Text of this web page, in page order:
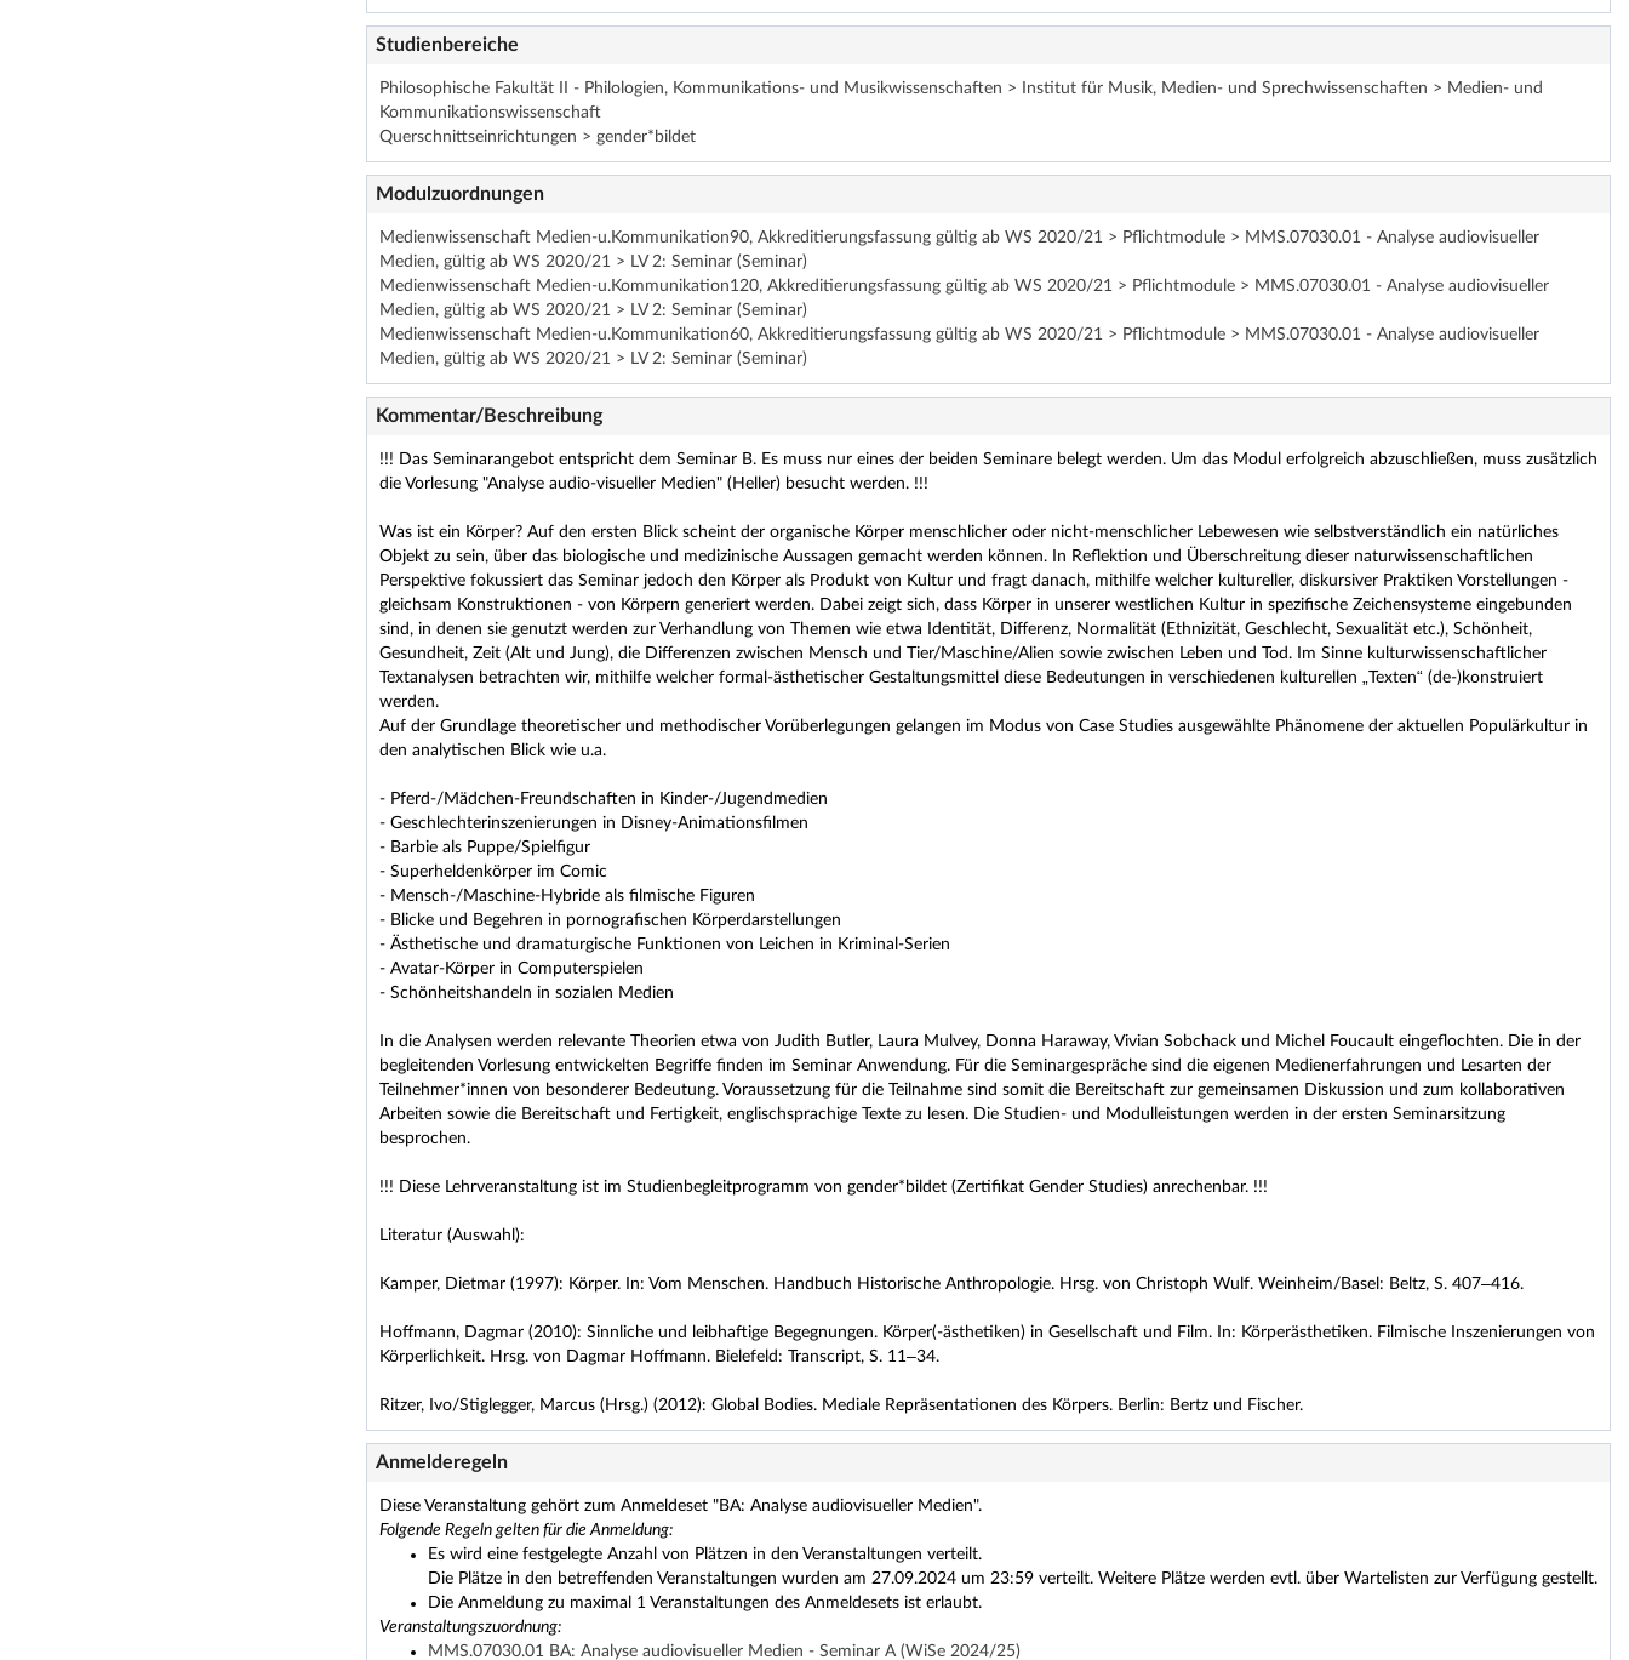
Studienbereiche
Philosophische Fakultät II - Philologien, Kommunikations- und Musikwissenschaften > Institut für Musik, Medien- und Sprechwissenschaften > Medien- und
Kommunikationswissenschaft
Querschnittseinrichtungen > gender*bildet
Modulzuordnungen
Medienwissenschaft Medien-u.Kommunikation90, Akkreditierungsfassung gültig ab WS 2020/21 > Pflichtmodule > MMS.07030.01 - Analyse audiovisueller
Medien, gültig ab WS 2020/21 > LV 2: Seminar (Seminar)
Medienwissenschaft Medien-u.Kommunikation120, Akkreditierungsfassung gültig ab WS 2020/21 > Pflichtmodule > MMS.07030.01 - Analyse audiovisueller
Medien, gültig ab WS 2020/21 > LV 2: Seminar (Seminar)
Medienwissenschaft Medien-u.Kommunikation60, Akkreditierungsfassung gültig ab WS 2020/21 > Pflichtmodule > MMS.07030.01 - Analyse audiovisueller
Medien, gültig ab WS 2020/21 > LV 2: Seminar (Seminar)
Kommentar/Beschreibung
!!! Das Seminarangebot entspricht dem Seminar B. Es muss nur eines der beiden Seminare belegt werden. Um das Modul erfolgreich abzuschließen, muss zusätzlich
die Vorlesung "Analyse audio-visueller Medien" (Heller) besucht werden. !!!
Was ist ein Körper? Auf den ersten Blick scheint der organische Körper menschlicher oder nicht-menschlicher Lebewesen wie selbstverständlich ein natürliches
Objekt zu sein, über das biologische und medizinische Aussagen gemacht werden können. In Reflektion und Überschreitung dieser naturwissenschaftlichen
Perspektive fokussiert das Seminar jedoch den Körper als Produkt von Kultur und fragt danach, mithilfe welcher kultureller, diskursiver Praktiken Vorstellungen -
gleichsam Konstruktionen - von Körpern generiert werden. Dabei zeigt sich, dass Körper in unserer westlichen Kultur in spezifische Zeichensysteme eingebunden
sind, in denen sie genutzt werden zur Verhandlung von Themen wie etwa Identität, Differenz, Normalität (Ethnizität, Geschlecht, Sexualität etc.), Schönheit,
Gesundheit, Zeit (Alt und Jung), die Differenzen zwischen Mensch und Tier/Maschine/Alien sowie zwischen Leben und Tod. Im Sinne kulturwissenschaftlicher
Textanalysen betrachten wir, mithilfe welcher formal-ästhetischer Gestaltungsmittel diese Bedeutungen in verschiedenen kulturellen „Texten“ (de-)konstruiert
werden.
Auf der Grundlage theoretischer und methodischer Vorüberlegungen gelangen im Modus von Case Studies ausgewählte Phänomene der aktuellen Populärkultur in
den analytischen Blick wie u.a.
- Pferd-/Mädchen-Freundschaften in Kinder-/Jugendmedien
- Geschlechterinszenierungen in Disney-Animationsfilmen
- Barbie als Puppe/Spielfigur
- Superheldenkörper im Comic
- Mensch-/Maschine-Hybride als filmische Figuren
- Blicke und Begehren in pornografischen Körperdarstellungen
- Ästhetische und dramaturgische Funktionen von Leichen in Kriminal-Serien
- Avatar-Körper in Computerspielen
- Schönheitshandeln in sozialen Medien
In die Analysen werden relevante Theorien etwa von Judith Butler, Laura Mulvey, Donna Haraway, Vivian Sobchack und Michel Foucault eingeflochten. Die in der
begleitenden Vorlesung entwickelten Begriffe finden im Seminar Anwendung. Für die Seminargespräche sind die eigenen Medienerfahrungen und Lesarten der
Teilnehmer*innen von besonderer Bedeutung. Voraussetzung für die Teilnahme sind somit die Bereitschaft zur gemeinsamen Diskussion und zum kollaborativen
Arbeiten sowie die Bereitschaft und Fertigkeit, englischsprachige Texte zu lesen. Die Studien- und Modulleistungen werden in der ersten Seminarsitzung
besprochen.
!!! Diese Lehrveranstaltung ist im Studienbegleitprogramm von gender*bildet (Zertifikat Gender Studies) anrechenbar. !!!
Literatur (Auswahl):
Kamper, Dietmar (1997): Körper. In: Vom Menschen. Handbuch Historische Anthropologie. Hrsg. von Christoph Wulf. Weinheim/Basel: Beltz, S. 407–416.
Hoffmann, Dagmar (2010): Sinnliche und leibhaftige Begegnungen. Körper(-ästhetiken) in Gesellschaft und Film. In: Körperästhetiken. Filmische Inszenierungen von
Körperlichkeit. Hrsg. von Dagmar Hoffmann. Bielefeld: Transcript, S. 11–34.
Ritzer, Ivo/Stiglegger, Marcus (Hrsg.) (2012): Global Bodies. Mediale Repräsentationen des Körpers. Berlin: Bertz und Fischer.
Anmelderegeln
Diese Veranstaltung gehört zum Anmeldeset "BA: Analyse audiovisueller Medien".
Folgende Regeln gelten für die Anmeldung:
Es wird eine festgelegte Anzahl von Plätzen in den Veranstaltungen verteilt.
Die Plätze in den betreffenden Veranstaltungen wurden am 27.09.2024 um 23:59 verteilt. Weitere Plätze werden evtl. über Wartelisten zur Verfügung gestellt.
Die Anmeldung zu maximal 1 Veranstaltungen des Anmeldesets ist erlaubt.
Veranstaltungszuordnung:
MMS.07030.01 BA: Analyse audiovisueller Medien - Seminar A (WiSe 2024/25)